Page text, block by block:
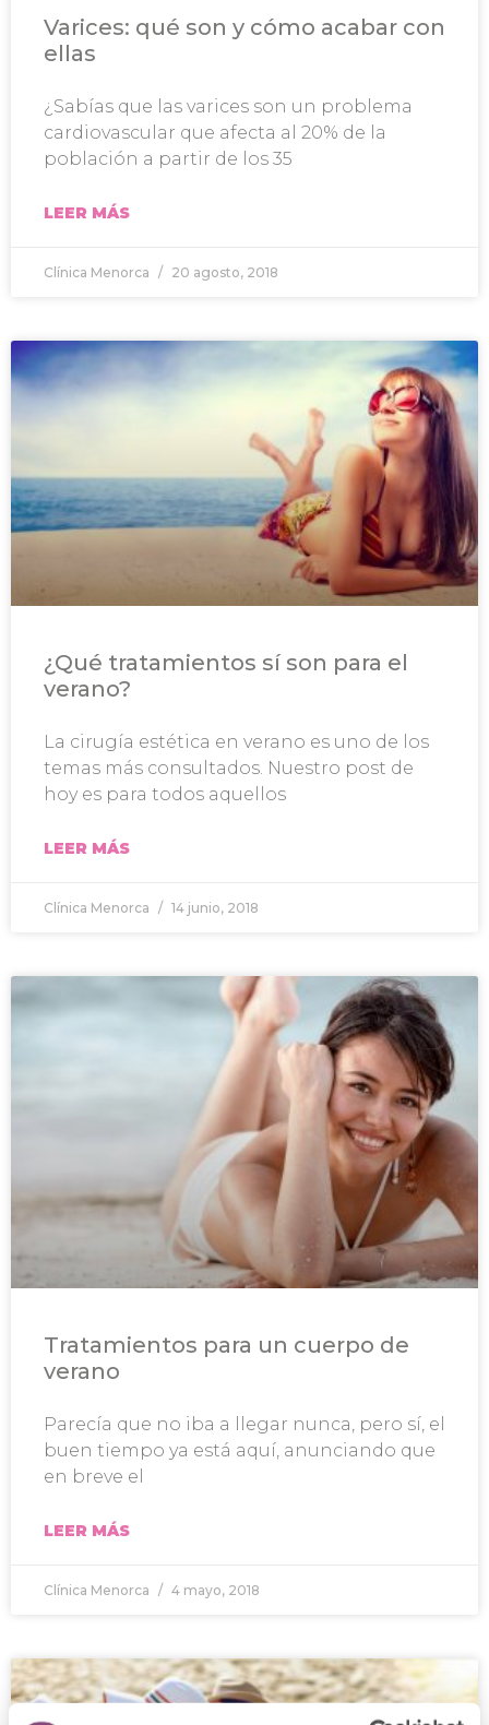
Varices: qué son y cómo acabar con
ellas
¿Sabías que las varices son un problema
cardiovascular que afecta al 20% de la
población a partir de los 35
LEER MÁS
Clínica Menorca 20 agosto, 2018
¿Qué tratamientos sí son para el
verano?
La cirugía estética en verano es uno de los
temas más consultados. Nuestro post de
hoy es para todos aquellos
LEER MÁS
Clínica Menorca 14 junio, 2018
Tratamientos para un cuerpo de
verano
Parecía que no iba a llegar nunca, pero sí, el
buen tiempo ya está aquí, anunciando que
en breve el
LEER MÁS
Clínica Menorca 4 mayo, 2018